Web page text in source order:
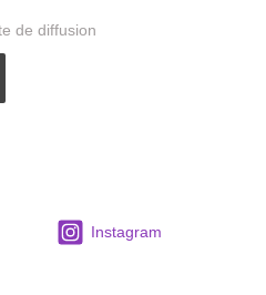
de diffusion
Instagram